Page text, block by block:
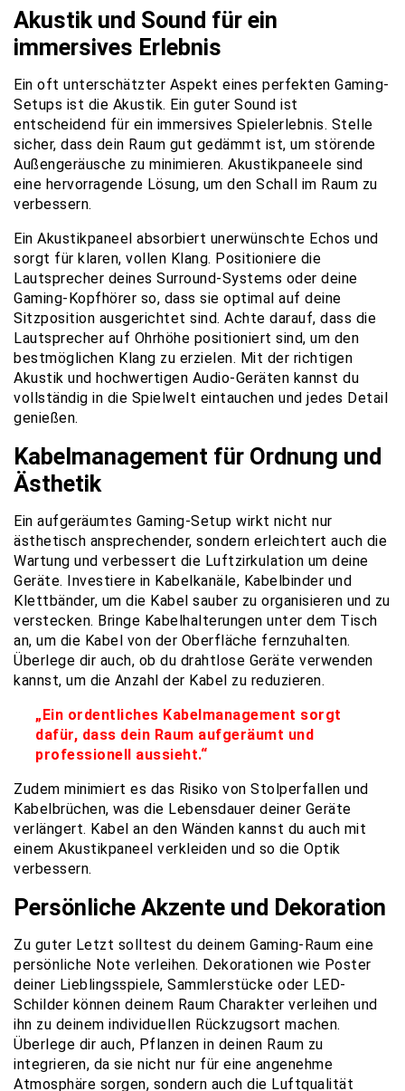
Akustik und Sound für ein
immersives Erlebnis
Ein oft unterschätzter Aspekt eines perfekten Gaming-
Setups ist die Akustik. Ein guter Sound ist
entscheidend für ein immersives Spielerlebnis. Stelle
sicher, dass dein Raum gut gedämmt ist, um störende
Außengeräusche zu minimieren. Akustikpaneele sind
eine hervorragende Lösung, um den Schall im Raum zu
verbessern.
Ein Akustikpaneel absorbiert unerwünschte Echos und
sorgt für klaren, vollen Klang. Positioniere die
Lautsprecher deines Surround-Systems oder deine
Gaming-Kopfhörer so, dass sie optimal auf deine
Sitzposition ausgerichtet sind. Achte darauf, dass die
Lautsprecher auf Ohrhöhe positioniert sind, um den
bestmöglichen Klang zu erzielen. Mit der richtigen
Akustik und hochwertigen Audio-Geräten kannst du
vollständig in die Spielwelt eintauchen und jedes Detail
genießen.
Kabelmanagement für Ordnung und
Ästhetik
Ein aufgeräumtes Gaming-Setup wirkt nicht nur
ästhetisch ansprechender, sondern erleichtert auch die
Wartung und verbessert die Luftzirkulation um deine
Geräte. Investiere in Kabelkanäle, Kabelbinder und
Klettbänder, um die Kabel sauber zu organisieren und zu
verstecken. Bringe Kabelhalterungen unter dem Tisch
an, um die Kabel von der Oberfläche fernzuhalten.
Überlege dir auch, ob du drahtlose Geräte verwenden
kannst, um die Anzahl der Kabel zu reduzieren.
„Ein ordentliches Kabelmanagement sorgt
dafür, dass dein Raum aufgeräumt und
professionell aussieht.“
Zudem minimiert es das Risiko von Stolperfallen und
Kabelbrüchen, was die Lebensdauer deiner Geräte
verlängert. Kabel an den Wänden kannst du auch mit
einem Akustikpaneel verkleiden und so die Optik
verbessern.
Persönliche Akzente und Dekoration
Zu guter Letzt solltest du deinem Gaming-Raum eine
persönliche Note verleihen. Dekorationen wie Poster
deiner Lieblingsspiele, Sammlerstücke oder LED-
Schilder können deinem Raum Charakter verleihen und
ihn zu deinem individuellen Rückzugsort machen.
Überlege dir auch, Pflanzen in deinen Raum zu
integrieren, da sie nicht nur für eine angenehme
Atmosphäre sorgen, sondern auch die Luftqualität